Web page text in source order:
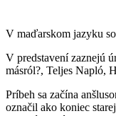
V maďarskom jazyku
V predstavení zaznejú
más­ról?, Tel­jes Napló,
Príbeh sa začína
označil ako koniec